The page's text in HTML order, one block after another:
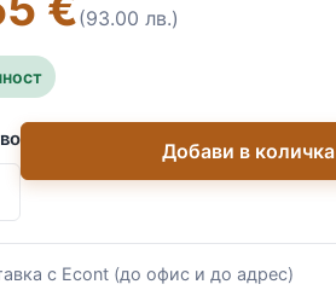
(93.00 лв.)
Добави в количка
с Econt (до офис и до адрес)